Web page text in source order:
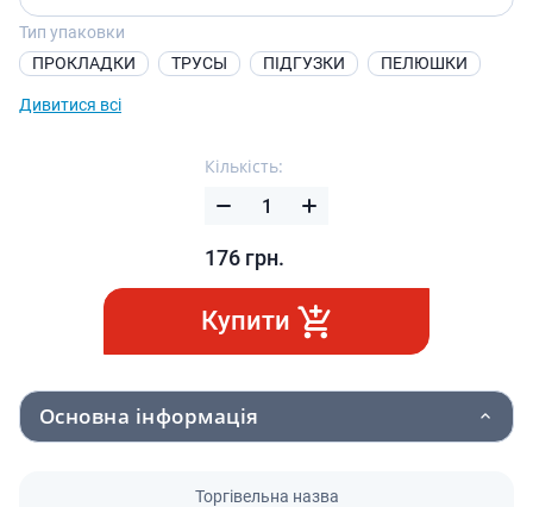
Тип упаковки
ПРОКЛАДКИ
ТРУCЫ ПІДГУЗКИ ПЕЛЮШКИ
Дивитися всі
Кількість:
176 грн.
Купити
Основна інформація
Торгівельна назва